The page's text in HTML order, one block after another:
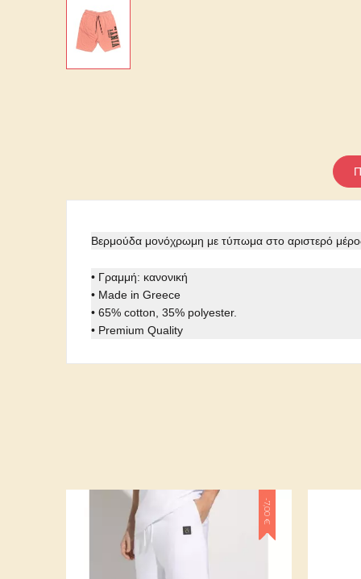
Βερμούδα μονόχρωμη με τύπωμα στο αριστερό
• Γραμμή: κανονική
• Made in Greece
• 65% cotton, 35% polyester.
• Premium Quality
Κωδικός09830-08
-7,00 €